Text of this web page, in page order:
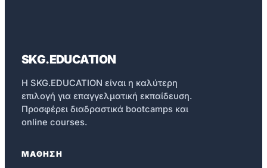
SKG.EDUCATION
Η SKG.EDUCATION είναι η καλύτερη
επιλογή για επαγγελματική εκπαίδευση.
Προσφέρει διαδραστικά bootcamps και
online courses.
ΜΑΘΗΣΗ